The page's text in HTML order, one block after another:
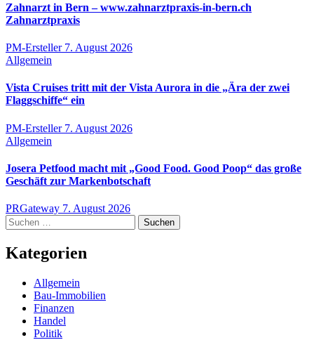
Zahnarzt in Bern – www.zahnarztpraxis-in-bern.ch
Zahnarztpraxis
PM-Ersteller 7. August 2026
Allgemein
Vista Cruises tritt mit der Vista Aurora in die „Ära der zwei
Flaggschiffe“ ein
PM-Ersteller 7. August 2026
Allgemein
Josera Petfood macht mit „Good Food. Good Poop“ das große
Geschäft zur Markenbotschaft
PRGateway 7. August 2026
Suchen
nach:
Kategorien
Allgemein
Bau-Immobilien
Finanzen
Handel
Politik